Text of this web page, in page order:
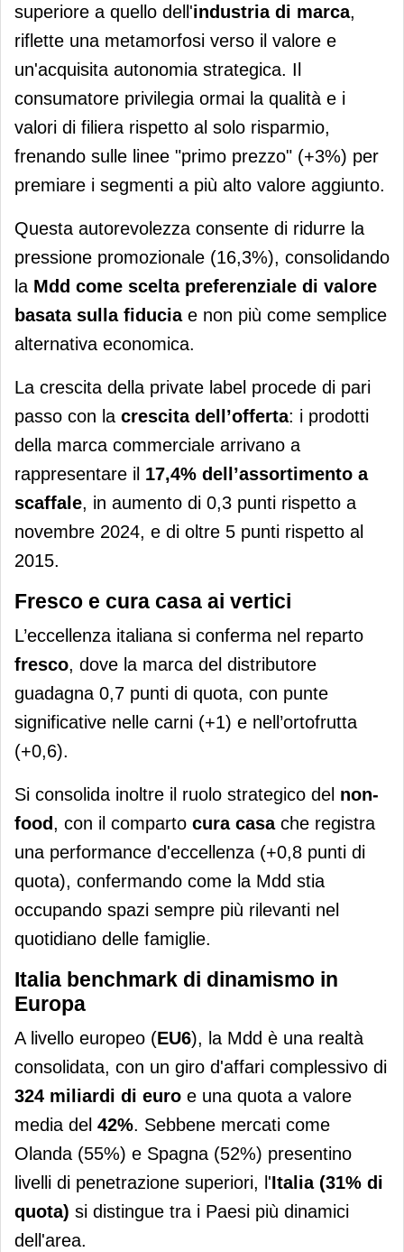
superiore a quello dell'industria di marca,
riflette una metamorfosi verso il valore e
un'acquisita autonomia strategica. Il
consumatore privilegia ormai la qualità e i
valori di filiera rispetto al solo risparmio,
frenando sulle linee "primo prezzo" (+3%) per
premiare i segmenti a più alto valore aggiunto.
Questa autorevolezza consente di ridurre la
pressione promozionale (16,3%), consolidando
la Mdd come scelta preferenziale di valore
basata sulla fiduciae non più come semplice
alternativa economica.
La crescita della private label procede di pari
passo con la crescita dell’offerta: i prodotti
della marca commerciale arrivano a
rappresentare il 17,4% dell’assortimento a
scaffale, in aumento di 0,3 punti rispetto a
novembre 2024, e di oltre 5 punti rispetto al
2015.
Fresco e cura casa ai vertici
L’eccellenza italiana si conferma nel reparto
fresco, dove la marca del distributore
guadagna 0,7 punti di quota, con punte
significative nelle carni (+1) e nell’ortofrutta
(+0,6).
Si consolida inoltre il ruolo strategico del non-
food, con il comparto cura casache registra
una performance d'eccellenza (+0,8 punti di
quota), confermando come la Mdd stia
occupando spazi sempre più rilevanti nel
quotidiano delle famiglie.
Italia benchmark di dinamismo in
Europa
A livello europeo (EU6), la Mdd è una realtà
consolidata, con un giro d'affari complessivo di
324 miliardi di euro e una quota a valore
media del 42%. Sebbene mercati come
Olanda (55%) e Spagna (52%) presentino
livelli di penetrazione superiori, l'Italia (31% di
quota) si distingue tra i Paesi più dinamici
dell'area.